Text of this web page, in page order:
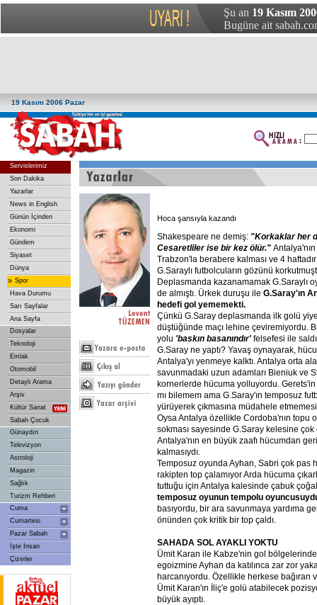
Şu an 19 Kasım
Bugüne ait
19 Kasım 2006 Pazar
Servislerimiz
Son Dakika
Yazarlar
News in English
Günün İçinden
Ekonomi
Gündem
Siyaset
Dünya
» Spor
Hava Durumu
Sarı Sayfalar
Ana Sayfa
Dosyalar
Teknoloji
Emlak
Otomobil
Detaylı Arama
Arşiv
Kültür Sanat
Sabah Çocuk
Günaydın
Televizyon
Astroloji
Magazin
Sağlık
Turizm Rehberi
Cuma
Cumartesi
Pazar Sabah
İşte İnsan
Çizerler
Hoca şansıyla kazandı
Shakespeare ne demiş: "Korkaklar her
Cesaretliler ise bir kez ölür."
Trabzon'la berabere kalması ve 4
G.Saraylı futbolcuların gözünü
Deplasmanda kazanamamak G.Saraylı
de almıştı. Ürkek duruşu ile G.Saray'ın
hedefi gol yememekti.
Çünkü G.Saray deplasmanda ilk golü
düştüğünde maçı lehine çeviremiyordu.
yolu 'baskın basanındır' felsefesi ile
G.Saray ne yaptı? Yavaş oynayarak,
Antalya'yı yenmeye kalktı. Antalya orta
savunmadaki uzun adamları Bieniuk ve
kornerlerde hücuma yolluyordu. Gerets'in
mı bilemem ama G.Saray'ın temposuz
yürüyerek çıkmasına müdahele etmemesi
Oysa Antalya özellikle Cordoba'nın topu
sokması sayesinde G.Saray kelesine
Antalya'nın en büyük zaafı hücumdan
kalmasıydı.
Temposuz oyunda Ayhan, Sabri çok pas
rakipten top çalamıyor Arda hücuma
tuttuğu için Antalya kalesinde çabuk
temposuz oyunun tempolu
basıyordu, bir ara savunmaya yardıma
önünden çok kritik bir top çaldı.
SAHADA SOL AYAKLI YOKTU
Ümit Karan ile Kabze'nin gol
egoizmine Ayhan da katılınca zar zor
harcanıyordu. Özellikle herkese bağıran
Ümit Karan'ın İliç'e golü atabilecek
büyük ayıptı.